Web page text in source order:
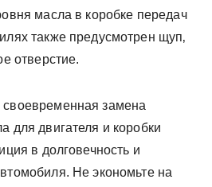
масла в коробке передач
также предусмотрен щуп‚
отверстие.
замена
для двигателя и коробки
в долговечность и
Не экономьте на